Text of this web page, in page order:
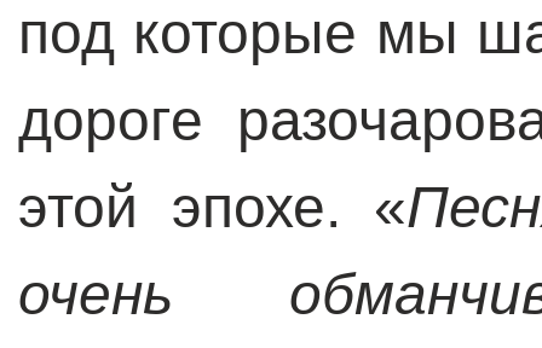
под которые мы
дороге
этой эпохе. «
очень